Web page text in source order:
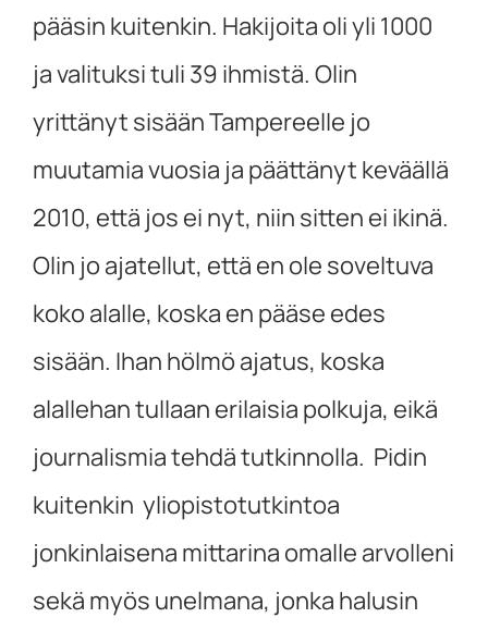
pääsin kuitenkin. Hakijoita oli yli 1000
ja valituksi tuli 39 ihmistä. Olin
yrittänyt sisään Tampereelle jo
muutamia vuosia ja päättänyt keväällä
2010, että jos ei nyt, niin sitten ei ikinä.
Olin jo ajatellut, että en ole soveltuva
koko alalle, koska en pääse edes
sisään. Ihan hölmö ajatus, koska
alallehan tullaan erilaisia polkuja, eikä
journalismia tehdä tutkinnolla. Pidin
kuitenkin yliopistotutkintoa
jonkinlaisena mittarina omalle arvolleni
sekä myös unelmana, jonka halusin